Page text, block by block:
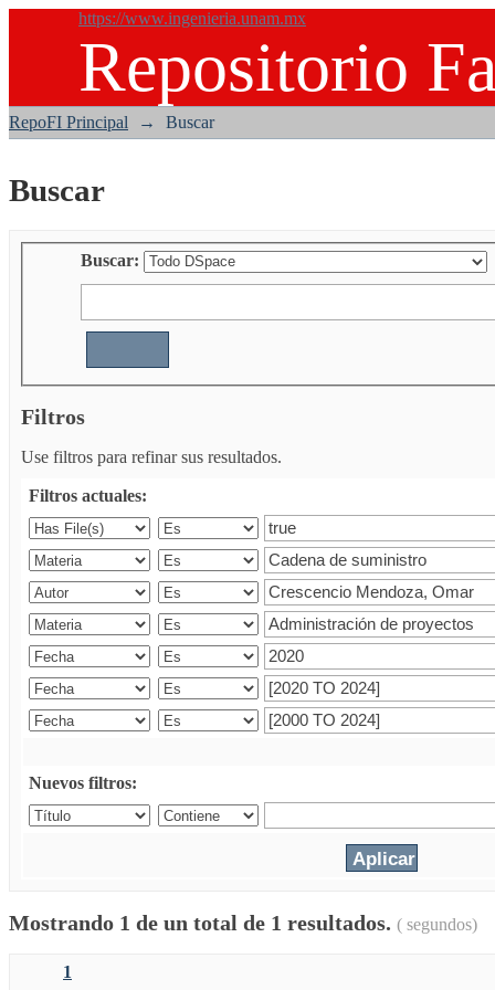
https://www.ingenieria.unam.mx
Repositorio
Buscar
RepoFI Principal → Buscar
Buscar
Buscar:
Filtros
Use filtros para refinar sus resultados.
Filtros actuales:
Nuevos filtros:
Mostrando 1 de un total de 1 resultados. ( segundos)
1